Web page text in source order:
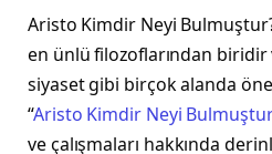
Aristo Kimdir Neyi
en ünlü filozoflarından biridir
siyaset gibi birçok alanda
“Aristo Kimdir Neyi
ve çalışmaları hakkında